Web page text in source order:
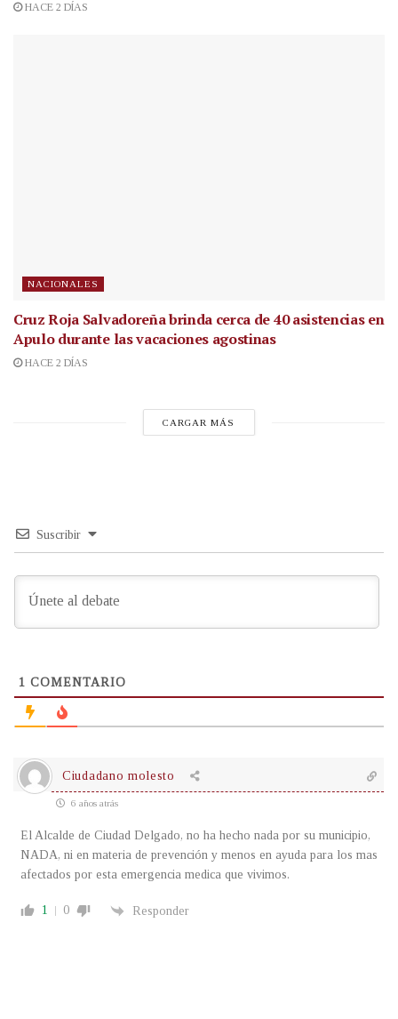
HACE 2 DÍAS
NACIONALES
Cruz Roja Salvadoreña brinda cerca de 40 asistencias en
Apulo durante las vacaciones agostinas
HACE 2 DÍAS
CARGAR MÁS
Suscribir
1 COMENTARIO
Ciudadano molesto
6 años atrás
El Alcalde de Ciudad Delgado, no ha hecho nada por su municipio,
NADA, ni en materia de prevención y menos en ayuda para los mas
afectados por esta emergencia medica que vivimos.
1 0 Responder